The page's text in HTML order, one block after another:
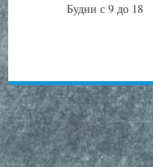
Будни с 9 до 18